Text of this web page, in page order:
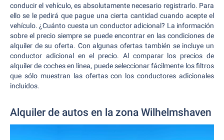
conducir el vehículo, es absolutamente necesario registrarlo. Para
ello se le pedirá que pague una cierta cantidad cuando acepte el
vehículo. ¿Cuánto cuesta un conductor adicional? La información
sobre el precio siempre se puede encontrar en las condiciones de
alquiler de su oferta. Con algunas ofertas también se incluye un
conductor adicional en el precio. Al comparar los precios de
alquiler de coches en línea, puede seleccionar fácilmente los filtros
que sólo muestran las ofertas con los conductores adicionales
incluidos.
Alquiler de autos en la zona Wilhelmshaven